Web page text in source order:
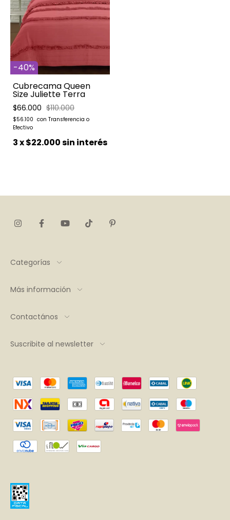
-40%
Cubrecama Queen
Size Juliette Terra
$66.000 $110.000
$56.100
3x$22.000sin interés
Categorías
Más información
Contactános
Suscribite al newsletter